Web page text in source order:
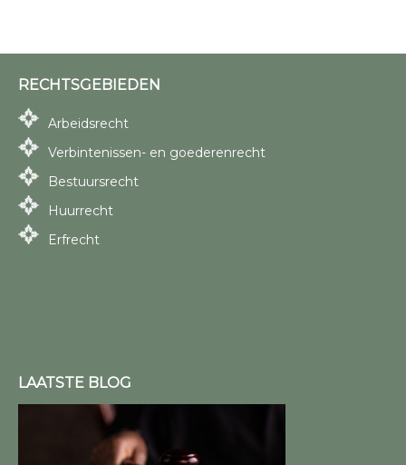
RECHTSGEBIEDEN
Arbeidsrecht
Verbintenissen- en goederenrecht
Bestuursrecht
Huurrecht
Erfrecht
LAATSTE BLOG